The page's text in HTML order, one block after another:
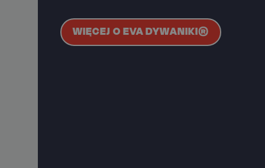
WIĘCEJ O EVA DYWANIKI®